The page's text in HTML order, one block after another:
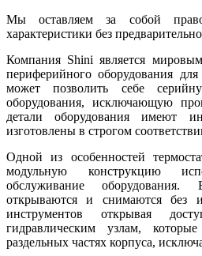
Мы оставляем за собой право
характеристики без
Компания Shini является
периферийного оборудования
может позволить себе
оборудования, исключающую
детали оборудования имеют
изготовлены в строгом
Одной из особенностей
модульную конструкцию
обслуживание
открываются и снимаются без
инструментов открывая
гидравлическим узлам,
раздельных частях корпуса,